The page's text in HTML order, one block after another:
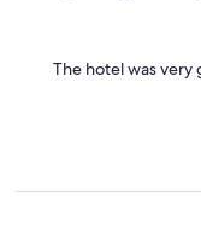
The hotel was very